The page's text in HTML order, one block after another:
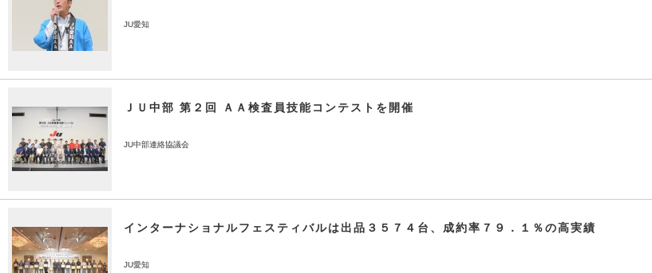
JU愛知
ＪＵ中部 第２回 ＡＡ検査員技能コンテストを開催
JU中部連絡協議会
インターナショナルフェスティバルは出品３５７４台、成約率７９．１％の高実績
JU愛知